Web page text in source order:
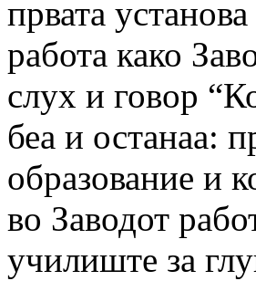
првата
работа како
слух и говор
беа и останаа:
образование и
во Заводот
училиште за